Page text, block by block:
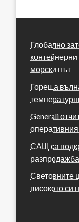
Глобално
морски път
Гореща
Generali
оперативния
САЩ са
Световните
високото си